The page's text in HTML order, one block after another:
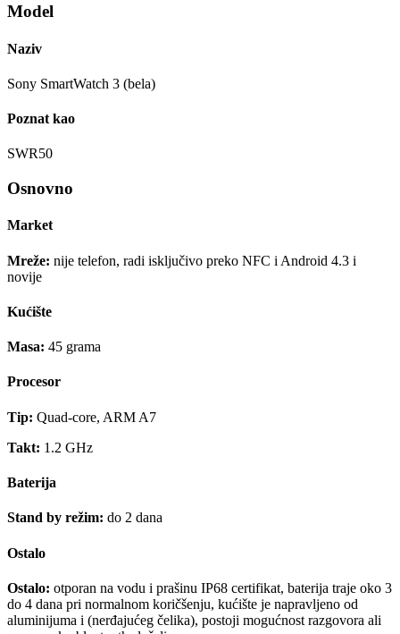
Model
Naziv
Sony SmartWatch 3 (bela)
Poznat kao
SWR50
Osnovno
Market
Mreže: nije telefon, radi isključivo preko NFC i Android 4.3 i
novije
Kućište
Masa: 45 grama
Procesor
Tip: Quad-core, ARM A7
Takt: 1.2 GHz
Baterija
Stand by režim: do 2 dana
Ostalo
Ostalo: otporan na vodu i prašinu IP68 certifikat, baterija traje oko 3
do 4 dana pri normalnom koričšenju, kućište je napravljeno od
aluminijuma i (nerđajućeg čelika), postoji mogućnost razgovora ali